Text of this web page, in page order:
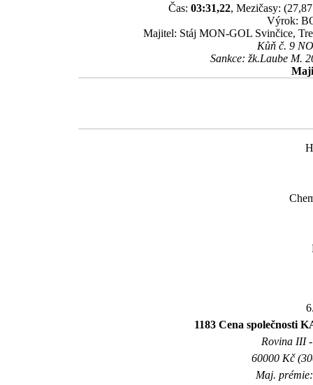
Čas: 03:31,22, Mezičasy:
Výrok:
Majitel: Stáj MON-GOL Svinčice,
Kůň č. 9
Sankce: žk.Laube M.
1183 Cena společnosti
Rovina III
60000 Kč
Maj.